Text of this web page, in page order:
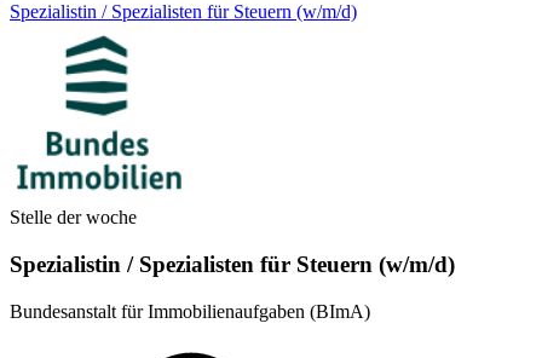
Spezialistin / Spezialisten für Steuern (w/m/d)
Stelle der woche
Spezialistin / Spezialisten für Steuern (w/m/d)
Bundesanstalt für Immobilienaufgaben (BImA)